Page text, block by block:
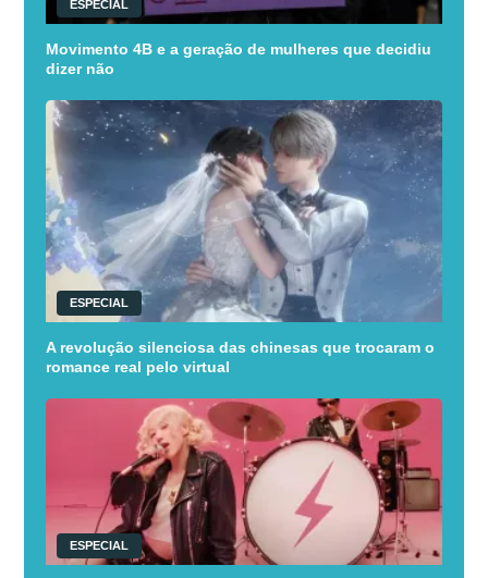
ESPECIAL
Movimento 4B e a geração de mulheres que decidiu
dizer não
ESPECIAL
A revolução silenciosa das chinesas que trocaram o
romance real pelo virtual
ESPECIAL